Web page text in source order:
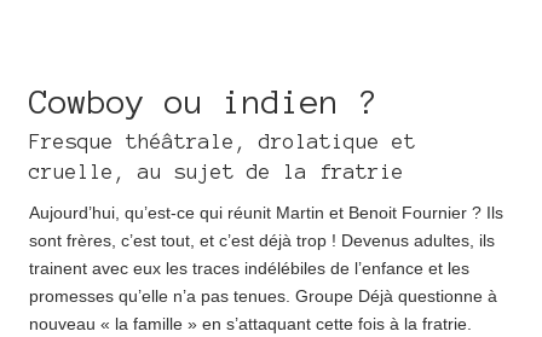
Cowboy ou indien ?
Fresque théâtrale, drolatique et
cruelle, au sujet de la fratrie
Aujourd’hui, qu’est-ce qui réunit Martin et Benoit Fournier ? Ils
sont frères, c’est tout, et c’est déjà trop ! Devenus adultes, ils
trainent avec eux les traces indélébiles de l’enfance et les
promesses qu’elle n’a pas tenues. Groupe Déjà questionne à
nouveau « la famille » en s’attaquant cette fois à la fratrie.